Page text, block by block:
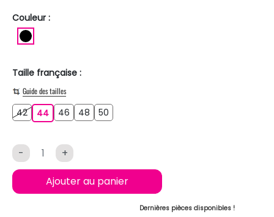
Couleur :
Taille française :
Guide des tailles
4242444446 4648 4850
- +
Ajouter au panier
Dernières pièces disponibles !